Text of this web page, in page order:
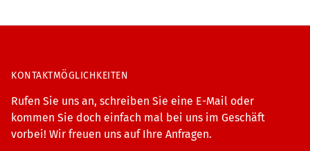
KONTAKTMÖGLICHKEITEN
Rufen Sie uns an, schreiben Sie eine E-Mail oder
kommen Sie doch einfach mal bei uns im Geschäft
vorbei! Wir freuen uns auf Ihre Anfragen.